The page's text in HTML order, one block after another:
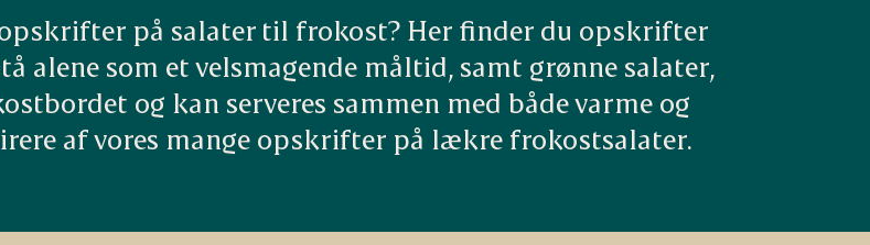
på salater til frokost? Her finder du opskrifter
alene som et velsmagende måltid, samt grønne salater,
og kan serveres sammen med både varme og
af vores mange opskrifter på lækre frokostsalater.